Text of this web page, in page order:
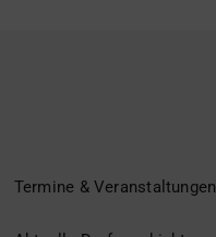
Termine & Veranstaltungen